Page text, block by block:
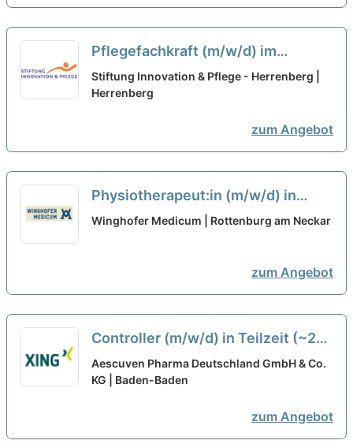
Pflegefachkraft (m/w/d) im
Nachtdienst in Teilzeit (50%) -
Gestalte mit uns die Zukunft!
Stiftung Innovation & Pflege - Herrenberg |
Herrenberg
zum Angebot
Physiotherapeut:in (m/w/d) in
Teilzeit - Wir suchen Sie für die
Winghofer Medicum | Rottenburg am Neckar
zum Angebot
Controller (m/w/d) in Teilzeit (~20
Std./Woche) neu
Aescuven Pharma Deutschland GmbH & Co.
KG | Baden-Baden
zum Angebot